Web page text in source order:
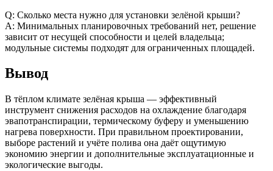
Q: Сколько места нужно для установки зелёной крыши?
A: Минимальных планировочных требований нет, решение
зависит от несущей способности и целей владельца;
модульные системы подходят для ограниченных площадей.
Вывод
В тёплом климате зелёная крыша — эффективный
инструмент снижения расходов на охлаждение благодаря
эвапотранспирации, термическому буферу и уменьшению
нагрева поверхности. При правильном проектировании,
выборе растений и учёте полива она даёт ощутимую
экономию энергии и дополнительные эксплуатационные и
экологические выгоды.